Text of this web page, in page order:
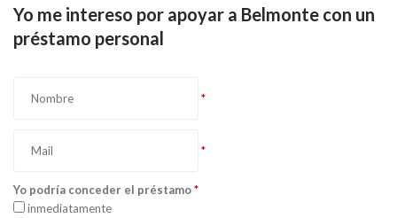
Yo me intereso por apoyar a Belmonte con un
préstamo personal
*
*
Yo podría conceder el préstamo*
inmediatamente